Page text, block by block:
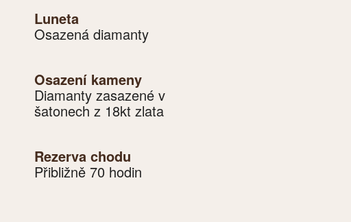
Luneta
Osazená diamanty
Osazení kameny
Diamanty zasazené v
šatonech z 18kt zlata
Rezerva chodu
Přibližně 70 hodin